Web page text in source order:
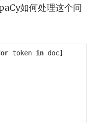
如何处理这个问
token in doc]